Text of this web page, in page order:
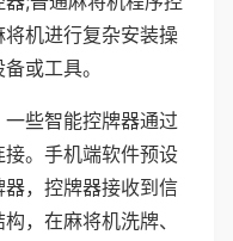
机进行复杂安装操
或工具。
些智能控牌器通过
。手机端软件预设
，控牌器接收到信
，在麻将机洗牌、